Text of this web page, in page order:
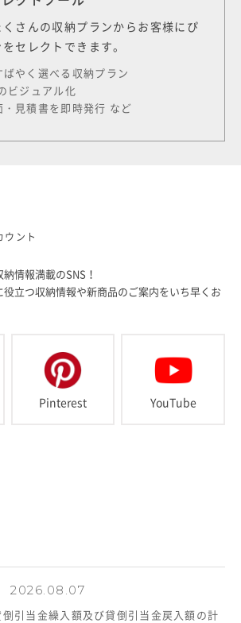
さんの収納プランからお客様にぴ
セレクトできます。
やく選べる収納プラン
ビジュアル化
見積書を即時発行 など
ウント
情報満載のSNS！
立つ収納情報や新商品のご案内をいち早くお
Pinterest YouTube
2026.08.07
引当金繰入額及び貸倒引当金戻入額の計